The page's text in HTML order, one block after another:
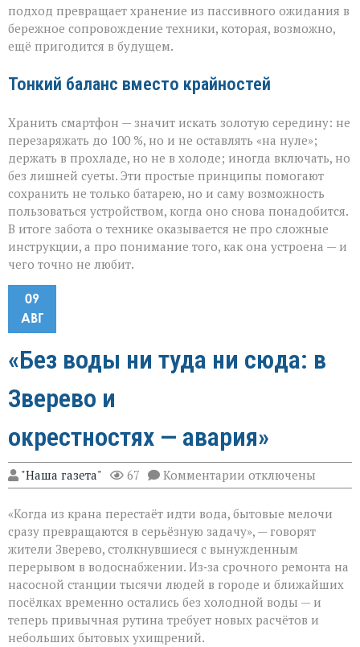
подход превращает хранение из пассивного ожидания в
бережное сопровождение техники, которая, возможно,
ещё пригодится в будущем.
Тонкий баланс вместо крайностей
Хранить смартфон — значит искать золотую середину: не
перезаряжать до 100 %, но и не оставлять «на нуле»;
держать в прохладе, но не в холоде; иногда включать, но
без лишней суеты. Эти простые принципы помогают
сохранить не только батарею, но и саму возможность
пользоваться устройством, когда оно снова понадобится.
В итоге забота о технике оказывается не про сложные
инструкции, а про понимание того, как она устроена — и
чего точно не любит.
09
АВГ
«Без воды ни туда ни сюда: в
Зверево и
окрестностях — авария»
"Наша газета" 67 Комментарии к
записи
воды
ни
туда
ни
сюда:
в
Зверево
и
окрестностях —
отключены
«Когда из крана перестаёт идти вода, бытовые мелочи
сразу превращаются в серьёзную задачу», — говорят
жители Зверево, столкнувшиеся с вынужденным
перерывом в водоснабжении. Из‑за срочного ремонта на
насосной станции тысячи людей в городе и ближайших
посёлках временно остались без холодной воды — и
теперь привычная рутина требует новых расчётов и
небольших бытовых ухищрений.